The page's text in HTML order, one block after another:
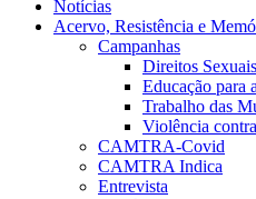
Notícias
Acervo, Resistência e
Campanhas
Direitos
Educação para
Trabalho das
Violência
CAMTRA-Covid
CAMTRA Indica
Entrevista